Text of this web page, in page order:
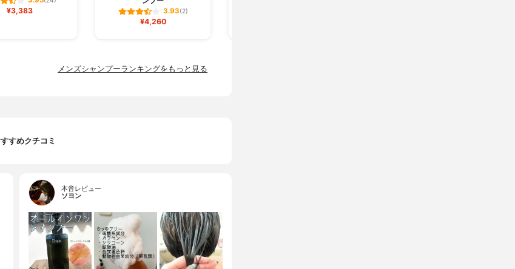
¥3,383 3.93(2)
¥4,260
メンズシャンプーランキングをもっと見る
すめクチコミ
本音レビュー
ソヨン